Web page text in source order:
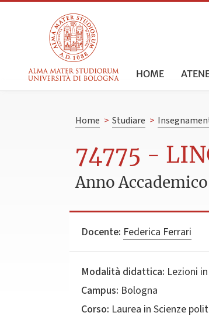
HOME
Home > Studiare >
74775 -
Anno
Docente: Federica Ferrari
Modalità didattica: Lezioni
Campus: Bologna
Corso: Laurea in Scienze